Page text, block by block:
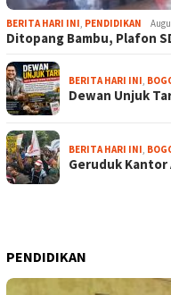
BERITA HARI INI, PENDIDIKAN
Ditopang Bambu, Plafon
BERITA HARI INI,
Dewan Unjuk
BERITA HARI INI,
Geruduk Kantor
PENDIDIKAN